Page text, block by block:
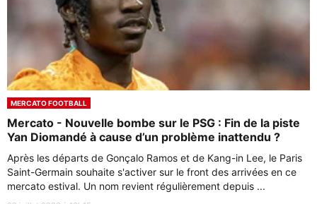
MERCATO FOOTBALL
Mercato - Nouvelle bombe sur le PSG : Fin de la piste
Yan Diomandé à cause d’un problème inattendu ?
Après les départs de Gonçalo Ramos et de Kang-in Lee, le Paris
Saint-Germain souhaite s'activer sur le front des arrivées en ce
mercato estival. Un nom revient régulièrement depuis ...